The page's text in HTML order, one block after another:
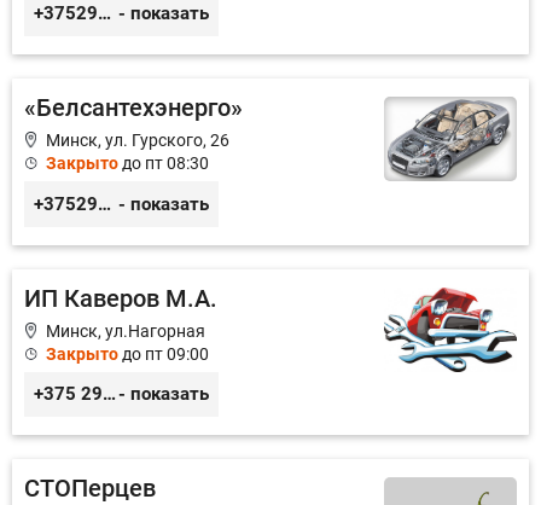
+375296946060 - показать
«Белсантехэнерго»
Минск, ул. Гурского, 26
Закрыто до пт 08:30
+375296434622 - показать
ИП Каверов М.А.
Минск, ул.Нагорная
Закрыто до пт 09:00
+375 29 656 49 92- показать
СТОПерцев